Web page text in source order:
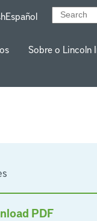
Español
Sobre o Lincoln
PDF